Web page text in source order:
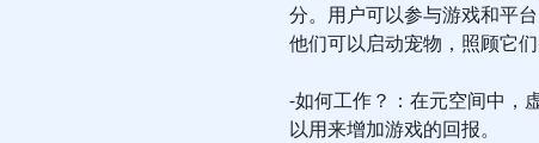
分。用户可以参与游戏和平
他们可以启动宠物，照顾它
-如何工作？：在元空间中，
以用来增加游戏的回报。